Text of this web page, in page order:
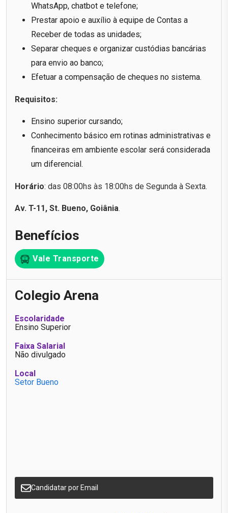
WhatsApp, chatbot e telefone;
Prestar apoio e auxílio à equipe de Contas a
Receber de todas as unidades;
Separar cheques e organizar custódias bancárias
para envio ao banco;
Efetuar a compensação de cheques no sistema.
Requisitos:
Ensino superior cursando;
Conhecimento básico em rotinas administrativas e
financeiras em ambiente escolar será considerada
um diferencial.
Horário: das 08:00hs às 18:00hs de Segunda à Sexta.
Av. T-11, St. Bueno, Goiânia.
Benefícios
Vale Transporte
Colegio Arena
Escolaridade
Ensino Superior
Faixa Salarial
Não divulgado
Local
Setor Bueno
Candidatar por Email